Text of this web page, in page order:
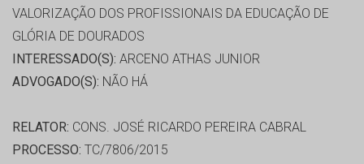
VALORIZAÇÃO DOS PROFISSIONAIS DA EDUCAÇÃO DE
GLÓRIA DE DOURADOS
INTERESSADO(S): ARCENO ATHAS JUNIOR
ADVOGADO(S): NÃO HÁ
RELATOR: CONS. JOSÉ RICARDO PEREIRA CABRAL
PROCESSO: TC/7806/2015